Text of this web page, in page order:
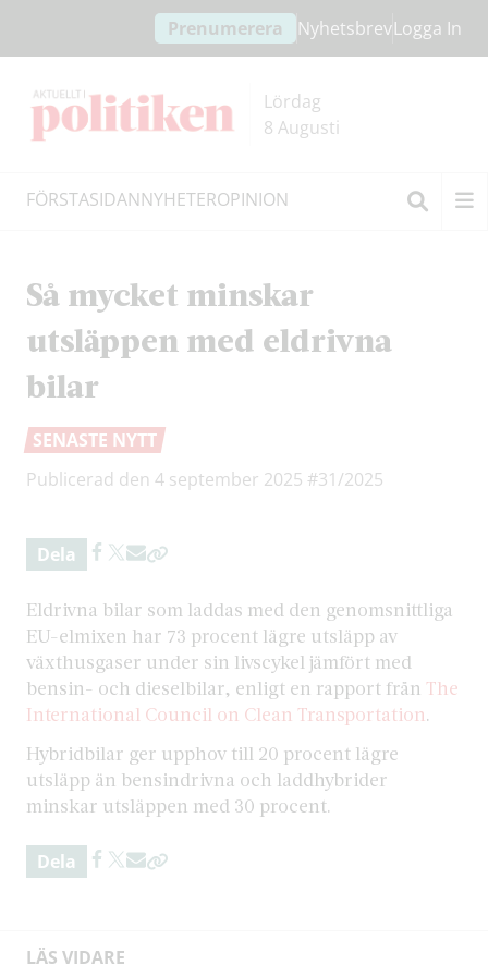
innehållet
headern
Prenumerera NyhetsbrevLogga In
Lördag
8 Augusti
FÖRSTASIDANNYHETEROPINION
Så mycket minskar
utsläppen med eldrivna
bilar
SENASTE NYTT
Publicerad den 4 september 2025 #31/2025
Dela
Eldrivna bilar som laddas med den genomsnittliga
EU-elmixen har 73 procent lägre utsläpp av
växthusgaser under sin livscykel jämfört med
bensin- och dieselbilar, enligt en rapport från The
International Council on Clean Transportation.
Hybridbilar ger upphov till 20 procent lägre
utsläpp än bensindrivna och laddhybrider
minskar utsläppen med 30 procent.
Dela
LÄS VIDARE